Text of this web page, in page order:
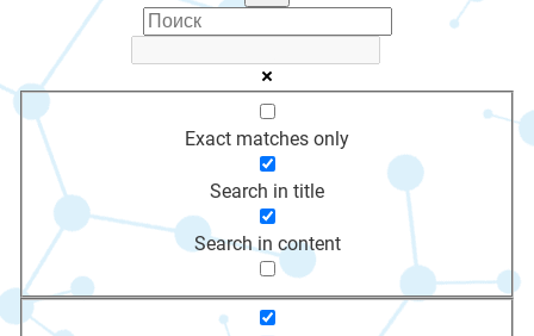
Exact matches only
Search in title
Search in content